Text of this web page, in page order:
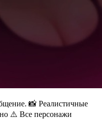
📸 Реалистичные
⚠️ Все персонажи